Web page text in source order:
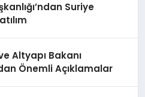
Suriye
Altyapı Bakanı
Önemli Açıklamalar